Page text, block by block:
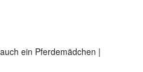
ein Pferdemädchen |